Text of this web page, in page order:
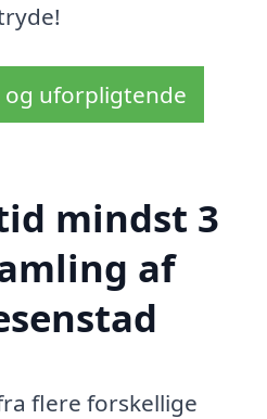
og uforpligtende
mindst 3
af
flere forskellige